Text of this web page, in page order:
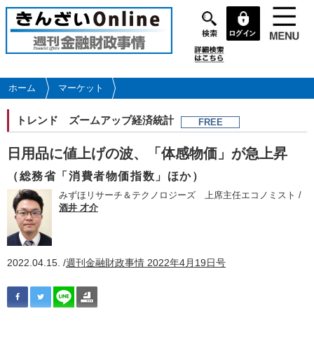
メ
イ
コ
ン
ツ
に
移
動
ホーム マーケット
トレンド ズームアップ経済統計 FREE
日用品に値上げの波、「体感物価」が急上昇
（総務省「消費者物価指数」ほか）
みずほリサーチ＆テクノロジーズ 上席主任エコノミスト /
酒井 才介
2022.04.15. /週刊金融財政事情 2022年4月19日号